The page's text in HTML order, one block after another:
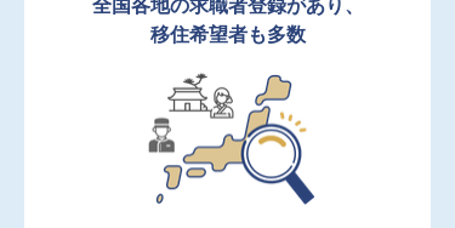
全国各地の求職者登録があり、
移住希望者も多数